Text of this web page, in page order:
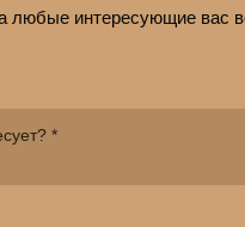
любые интересующие вас